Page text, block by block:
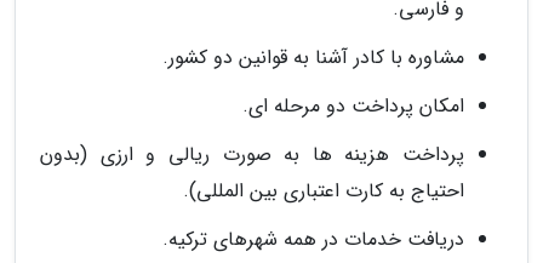
و فارسی.
مشاوره با کادر آشنا به قوانین دو کشور.
امکان پرداخت دو مرحله ای.
پرداخت هزینه ها به صورت ریالی و ارزی (بدون
احتیاج به کارت اعتباری بین المللی).
دریافت خدمات در همه شهرهای ترکیه.